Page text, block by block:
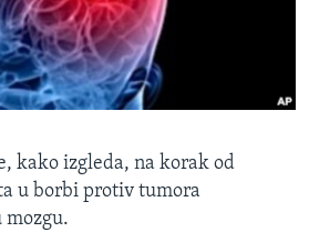
kako izgleda, na korak od
u borbi protiv tumora
mozgu.